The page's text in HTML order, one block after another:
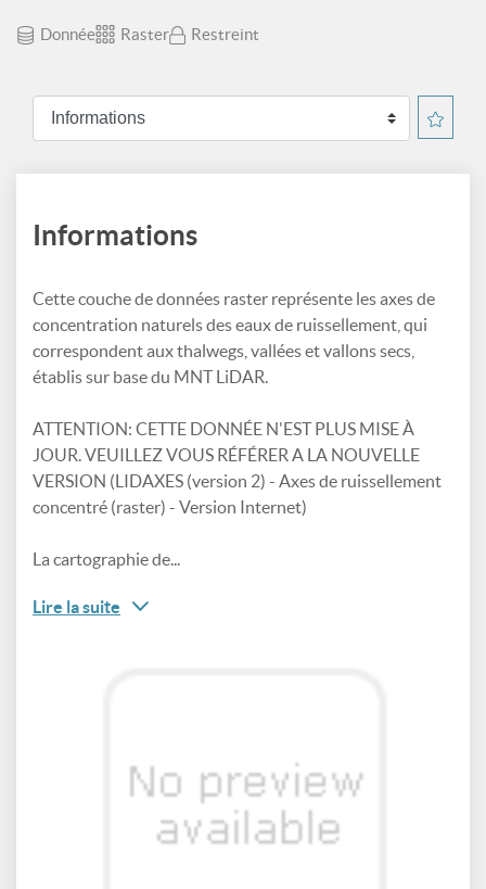
Donnée Raster Restreint
Informations
Cette couche de données raster représente les axes de
concentration naturels des eaux de ruissellement, qui
correspondent aux thalwegs, vallées et vallons secs,
établis sur base du MNT LiDAR.
ATTENTION: CETTE DONNÉE N'EST PLUS MISE À
JOUR. VEUILLEZ VOUS RÉFÉRER A LA NOUVELLE
VERSION (LIDAXES (version 2) - Axes de ruissellement
concentré (raster) - Version Internet)
La cartographie de...
Lire la suite